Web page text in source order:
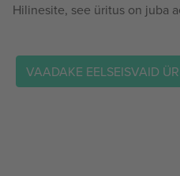
Hilinesite, see üritus on juba
VAADAKE EELSEISVAID